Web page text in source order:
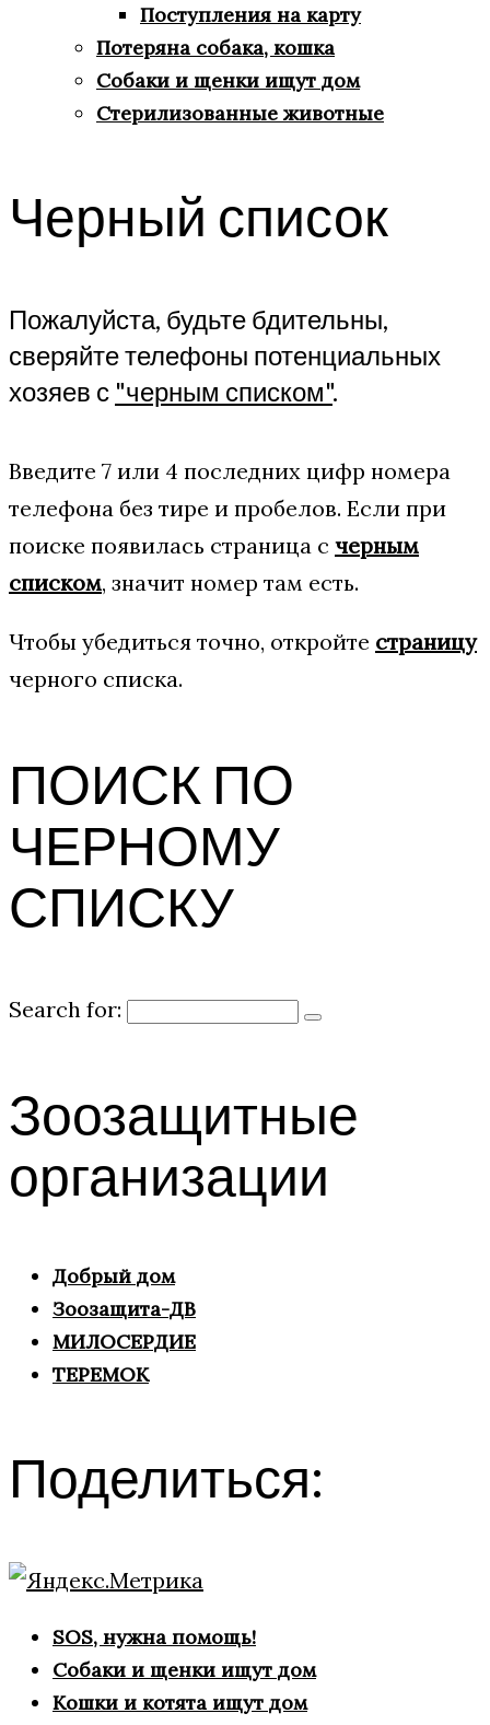
Поступления на карту
Потеряна собака, кошка
Собаки и щенки ищут дом
Стерилизованные животные
Черный список
Пожалуйста, будьте бдительны,
сверяйте телефоны потенциальных
хозяев с "черным списком".
Введите 7 или 4 последних цифр номера
телефона без тире и пробелов. Если при
поиске появилась страница с черным
списком, значит номер там есть.
Чтобы убедиться точно, откройте страницу
черного списка.
ПОИСК ПО
ЧЕРНОМУ
СПИСКУ
Search for:
Зоозащитные
организации
Добрый дом
Зоозащита-ДВ
МИЛОСЕРДИЕ
ТЕРЕМОК
Поделиться:
SOS, нужна помощь!
Собаки и щенки ищут дом
Кошки и котята ищут дом